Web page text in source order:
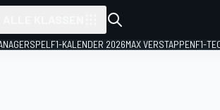
F1-KALENDER 2026MAX VERSTAPPENF1-